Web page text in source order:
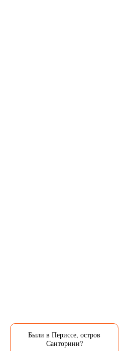
Были в Периссе, остров
Санторини?